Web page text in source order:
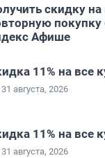
скидку
покупку
Афише
11% на все
августа, 2026
11% на все
августа, 2026